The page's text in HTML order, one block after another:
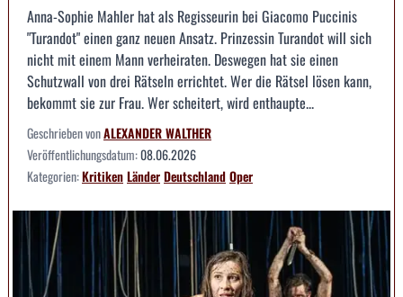
Anna-Sophie Mahler hat als Regisseurin bei Giacomo Puccinis
"Turandot" einen ganz neuen Ansatz. Prinzessin Turandot will sich
nicht mit einem Mann verheiraten. Deswegen hat sie einen
Schutzwall von drei Rätseln errichtet. Wer die Rätsel lösen kann,
bekommt sie zur Frau. Wer scheitert, wird enthaupte...
Geschrieben vonALEXANDER WALTHER
Veröffentlichungsdatum:08.06.2026
Kategorien:KritikenLänderDeutschlandOper